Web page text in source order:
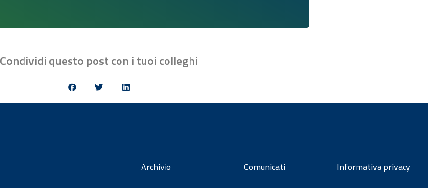
Condividi questo post con i tuoi colleghi
Archivio Comunicati Informativa privacy